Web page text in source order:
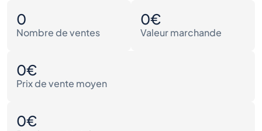
0
Nombre de ventes
0€
Valeur marchande
0€
Prix de vente moyen
0€